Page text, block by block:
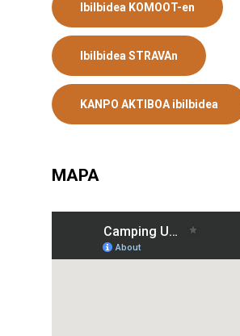
Ibilbidea KOMOOT-en
Ibilbidea STRAVAn
KANPO AKTIBOA ibilbidea
MAPA